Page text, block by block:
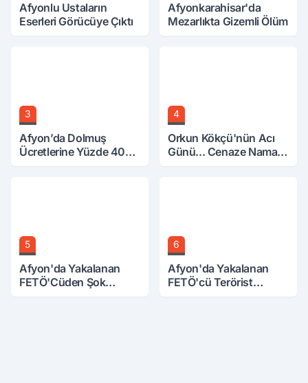
Afyonlu Ustaların
Eserleri Görücüye Çıktı
Afyonkarahisar'da
Mezarlıkta Gizemli Ölüm
3
Afyon’da Dolmuş
Ücretlerine Yüzde 40
4
Orkun Kökçü'nün Acı
Günü... Cenaze Namazı
5
Afyon'da Yakalanan
FETÖ'Cüden Şok
6
Afyon'da Yakalanan
FETÖ'cü Terörist